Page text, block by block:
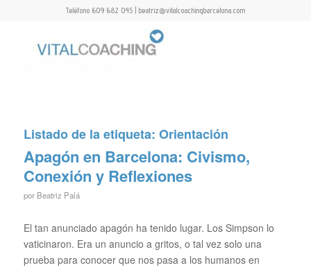
Teléfono 609 682 045 | beatriz@vitalcoachingbarcelona.com
Listado de la etiqueta: Orientación
Apagón en Barcelona: Civismo,
Conexión y Reflexiones
por Beatriz Palá
El tan anunciado apagón ha tenido lugar. Los Simpson lo
vaticinaron. Era un anuncio a gritos, o tal vez solo una
prueba para conocer que nos pasa a los humanos en